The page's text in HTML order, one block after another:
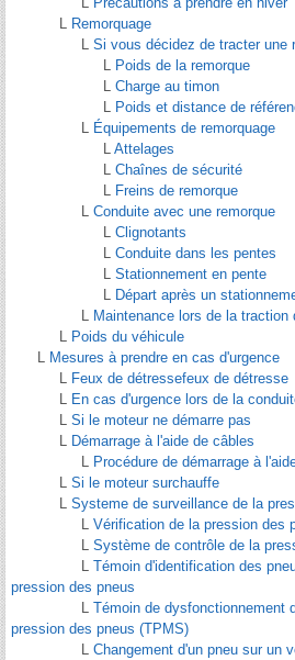
L Remorquage
L Si vous décidez de tracter une
L Poids de la remorque
L Charge au timon
L Poids et distance de
L Équipements de remorquage
L Attelages
L Chaînes de sécurité
L Freins de remorque
L Conduite avec une remorque
L Clignotants
L Conduite dans les pentes
L Stationnement en pente
L Départ après un
L Maintenance lors de la traction
L Poids du véhicule
L Mesures à prendre en cas d'urgence
L Feux de détressefeux de détresse
L En cas d'urgence lors de la
L Si le moteur ne démarre pas
L Démarrage à l'aide de câbles
L Procédure de démarrage à
L Si le moteur surchauffe
L Systeme de surveillance de la
L Vérification de la pression des
L Système de contrôle de la
L Témoin d'identification des
pression des pneus
L Témoin de dysfonctionnement
pression des pneus (TPMS)
L Changement d'un pneu sur un